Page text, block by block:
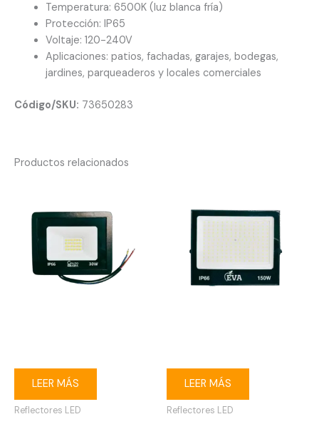
Temperatura: 6500K (luz blanca fría)
Protección: IP65
Voltaje: 120-240V
Aplicaciones: patios, fachadas, garajes, bodegas,
jardines, parqueaderos y locales comerciales
Código/SKU: 73650283
Productos relacionados
LEER MÁS
Reflectores LED
LEER MÁS
Reflectores LED